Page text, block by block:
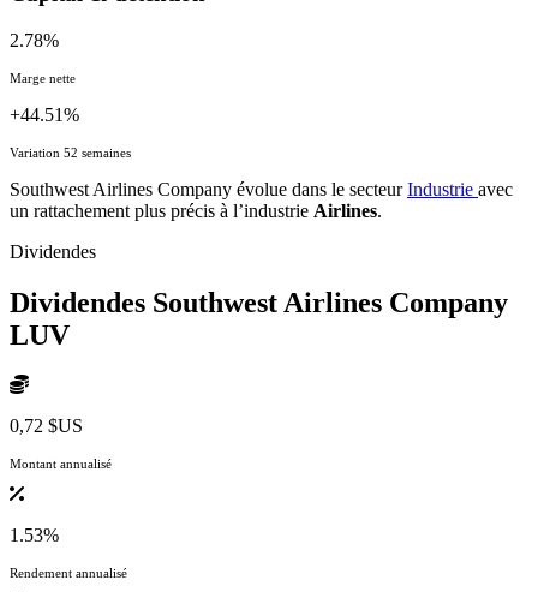
2.78%
Marge nette
+44.51%
Variation 52 semaines
Southwest Airlines Company évolue dans le secteurIndustrie avec
un rattachement plus précis à l’industrie Airlines.
Dividendes
Dividendes Southwest Airlines Company
LUV
0,72 $US
Montant annualisé
1.53%
Rendement annualisé